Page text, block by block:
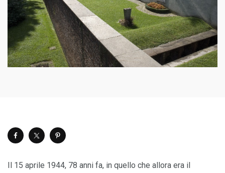
Il 15 aprile 1944, 78 anni fa, in quello che allora era il